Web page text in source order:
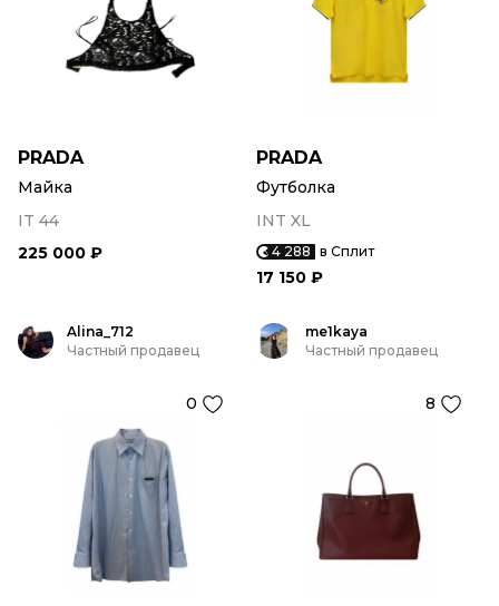
PRADA
Майка
IT 44
225 000 ₽
PRADA
Футболка
INT XL
4 288 в Сплит
17 150 ₽
Alina_712
Частный продавец
0
me1kaya
Частный продавец
8